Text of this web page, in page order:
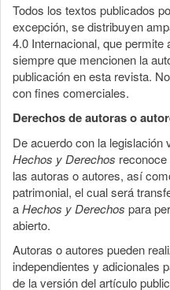
Todos los textos publicados
excepción, se distribuyen
4.0 Internacional, que permite
siempre que mencionen la
publicación en esta revista.
con fines comerciales.
Derechos de autoras o
De acuerdo con la legislación
Hechos y Derechos
las autoras o autores, así
patrimonial, el cual será
aHechos y Derechos para
abierto.
Autoras o autores pueden
independientes y adicionales
de la versión del artículo